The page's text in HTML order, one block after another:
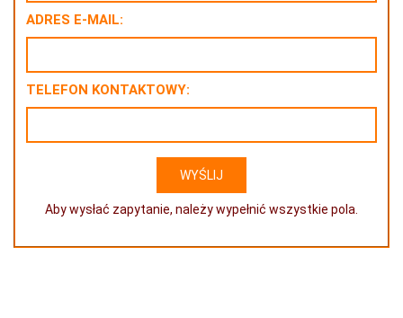
ADRES E-MAIL:
TELEFON KONTAKTOWY:
Aby wysłać zapytanie, należy wypełnić wszystkie pola.